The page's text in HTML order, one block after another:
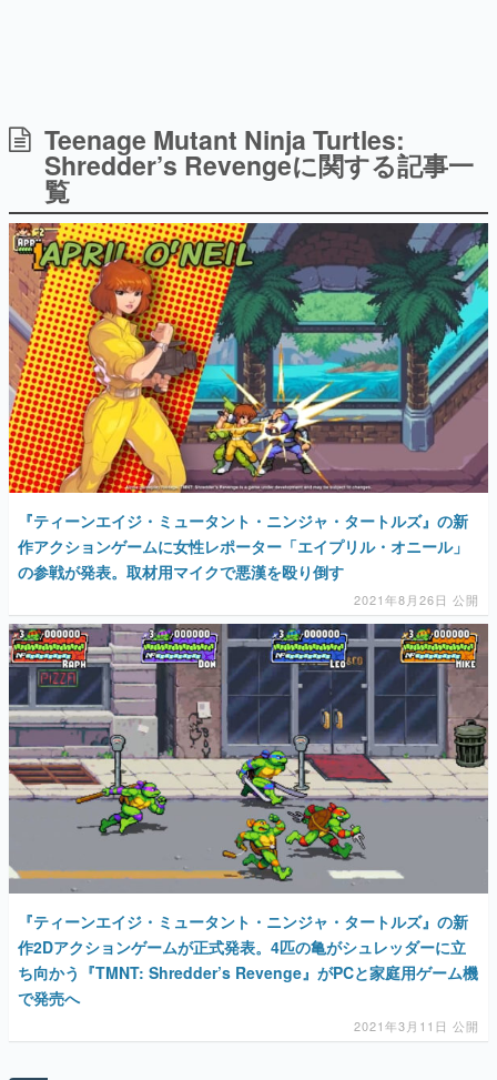
「経験値」「裏技」「ラスボス」… ゲームにまつわる言葉
の起源や用法の変遷を、コンピューター文化史研究家・タ
イニーP氏が徹底調査。
カテゴリ
特集記事
マンガ
女性向け
アプリレビュー
その他
運営：株式会社マレ
『ティーンエイジ・ミュータント・ニンジャ・タートルズ』の新
作アクションゲームに女性レポーター「エイプリル・オニール」
の参戦が発表。取材用マイクで悪漢を殴り倒す
2021年8月26日 公開
『ティーンエイジ・ミュータント・ニンジャ・タートルズ』の新
作2Dアクションゲームが正式発表。4匹の亀がシュレッダーに立
ち向かう『TMNT: Shredder’s Revenge』がPCと家庭用ゲーム機
で発売へ
2021年3月11日 公開
AD